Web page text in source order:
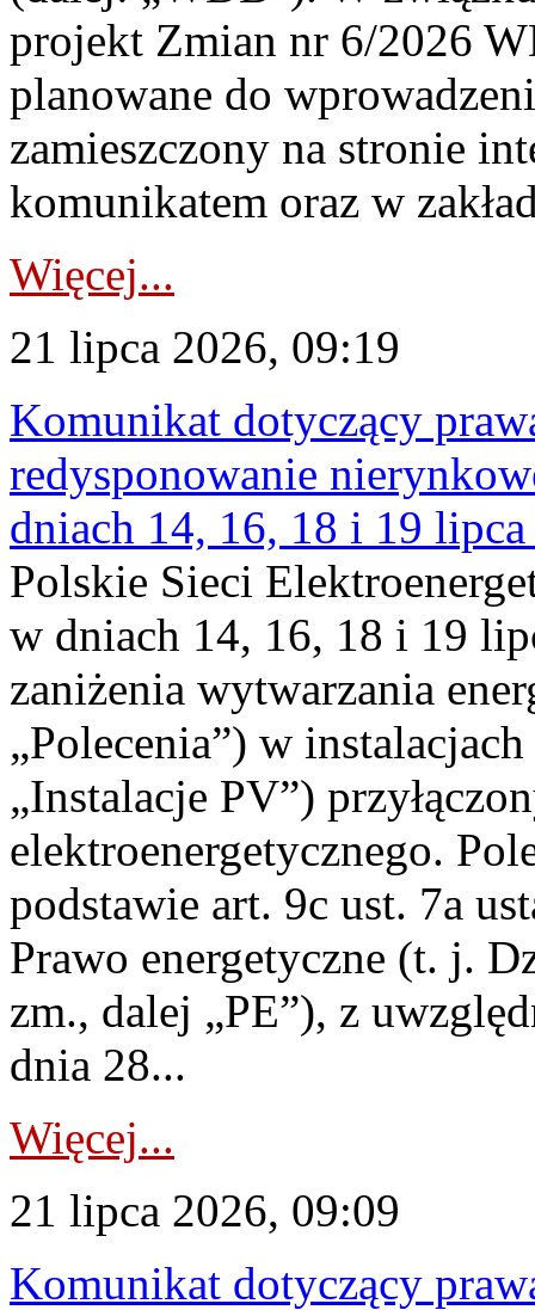
projekt Zmian nr 6/2026
planowane do
zamieszczony na stronie
komunikatem oraz w
Więcej...
21 lipca 2026, 09:19
Komunikat dotyczący
redysponowanie
dniach 14, 16, 18 i 19
Polskie Sieci
w dniach 14, 16, 18 i 19
zaniżenia wytwarzania
„Polecenia”) w
„Instalacje PV”)
elektroenergetycznego.
podstawie art. 9c ust. 7a
Prawo energetyczne (t. j.
zm., dalej „PE”), z
dnia 28...
Więcej...
21 lipca 2026, 09:09
Komunikat dotyczący